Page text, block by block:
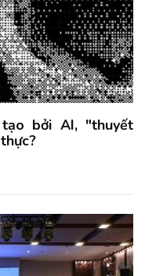
bởi AI, "thuyết